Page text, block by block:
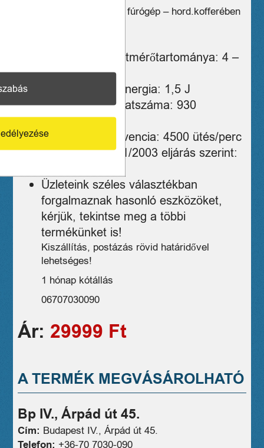
Használt,de megbízható fúrógép – hord.kofferében
Kalapácsfúrás átmérőtartománya: 4 –
16 mm
Egyetlen ütési energia: 1,5 J
Ütvefúrás fordulatszáma: 930
ford/perc
Teljes ütési frekvencia: 4500 ütés/perc
Súly az EPTA 01/2003 eljárás szerint:
Üzleteink széles választékban
forgalmaznak hasonló eszközöket,
kérjük, tekintse meg a többi
termékünket is!
Kiszállítás, postázás rövid határidővel
lehetséges!
1 hónap kótállás
06707030090
Ár: 29999 Ft
A TERMÉK MEGVÁSÁROLHATÓ
Bp IV., Árpád út 45.
Cím: Budapest IV., Árpád út 45.
+36-70 7030-090